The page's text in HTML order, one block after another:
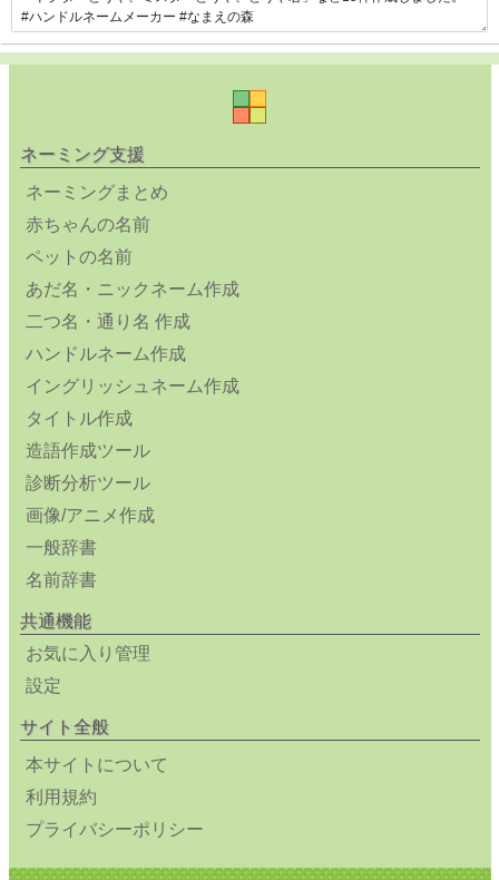
ネーミング支援
ネーミングまとめ
赤ちゃんの名前
ペットの名前
あだ名・ニックネーム作成
二つ名・通り名 作成
ハンドルネーム作成
イングリッシュネーム作成
タイトル作成
造語作成ツール
診断分析ツール
画像/アニメ作成
一般辞書
名前辞書
共通機能
お気に入り管理
設定
サイト全般
本サイトについて
利用規約
プライバシーポリシー